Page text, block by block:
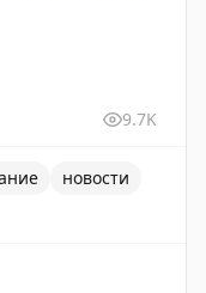
9.7K
новости